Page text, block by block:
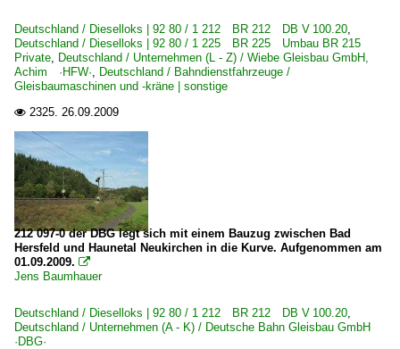
Deutschland / Dieselloks | 92 80 / 1 212 BR 212 DB V 100.20,
Deutschland / Dieselloks | 92 80 / 1 225 BR 225 Umbau BR 215
Private, Deutschland / Unternehmen (L - Z) / Wiebe Gleisbau GmbH,
Achim ·HFW·, Deutschland / Bahndienstfahrzeuge /
Gleisbaumaschinen und -kräne | sonstige
 2325. 26.09.2009
212 097-0 der DBG legt sich mit einem Bauzug zwischen Bad
Hersfeld und Haunetal Neukirchen in die Kurve. Aufgenommen am
01.09.2009. 
Jens Baumhauer
Deutschland / Dieselloks | 92 80 / 1 212 BR 212 DB V 100.20,
Deutschland / Unternehmen (A - K) / Deutsche Bahn Gleisbau GmbH
·DBG·